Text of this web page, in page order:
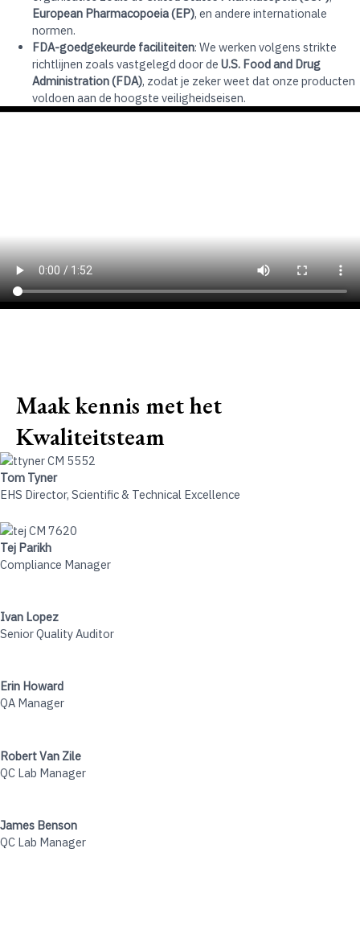
European Pharmacopoeia (EP), en andere internationale
normen.
FDA-goedgekeurde faciliteiten: We werken volgens strikte
richtlijnen zoals vastgelegd door de U.S. Food and Drug
Administration (FDA), zodat je zeker weet dat onze producten
voldoen aan de hoogste veiligheidseisen.
Maak kennis met het
Kwaliteitsteam
Tom Tyner
EHS Director, Scientific & Technical Excellence
Tej Parikh
Compliance Manager
Ivan Lopez
Senior Quality Auditor
Erin Howard
QA Manager
Robert Van Zile
QC Lab Manager
James Benson
QC Lab Manager